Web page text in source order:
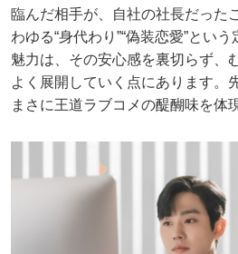
臨んだ相手が、自社の社長だった
わゆる“身代わり”“偽装恋愛”とい
魅力は、その安心感を裏切らず、
よく展開していく点にあります。
まさに王道ラブコメの醍醐味を体